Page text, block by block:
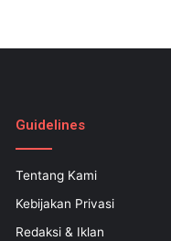
Guidelines
Tentang Kami
Kebijakan Privasi
Redaksi & Iklan